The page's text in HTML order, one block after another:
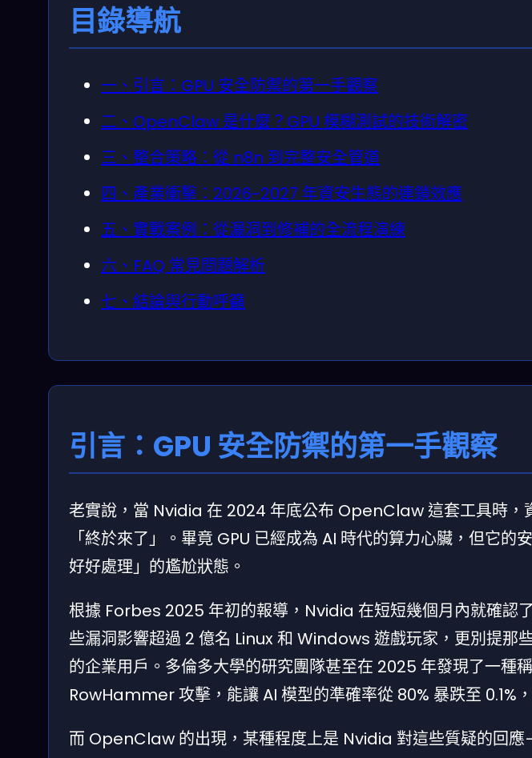
目錄導航
一、引言：GPU 安全防禦的第一手觀察
二、OpenClaw 是什麼？GPU 模糊測試的技術解密
三、整合策略：從 n8n 到完整安全管道
四、產業衝擊：2026-2027 年資安生態的連鎖效應
五、實戰案例：從漏洞到修補的全流程演練
六、FAQ 常見問題解析
七、結論與行動呼籲
引言：GPU 安全防禦的第一手觀察
老實說，當 Nvidia 在 2024 年底公布 OpenClaw 這套工具時，
「終於來了」。畢竟 GPU 已經成為 AI 時代的算力心臟，但它
好好處理」的尷尬狀態。
根據 Forbes 2025 年初的報導，Nvidia 在短短幾個月內就確認
些漏洞影響超過 2 億名 Linux 和 Windows 遊戲玩家，更別提那
的企業用戶。多倫多大學的研究團隊甚至在 2025 年發現了一種
RowHammer 攻擊，能讓 AI 模型的準確率從 80% 暴跌至 0.1%
而 OpenClaw 的出現，某種程度上是 Nvidia 對這些質疑的回